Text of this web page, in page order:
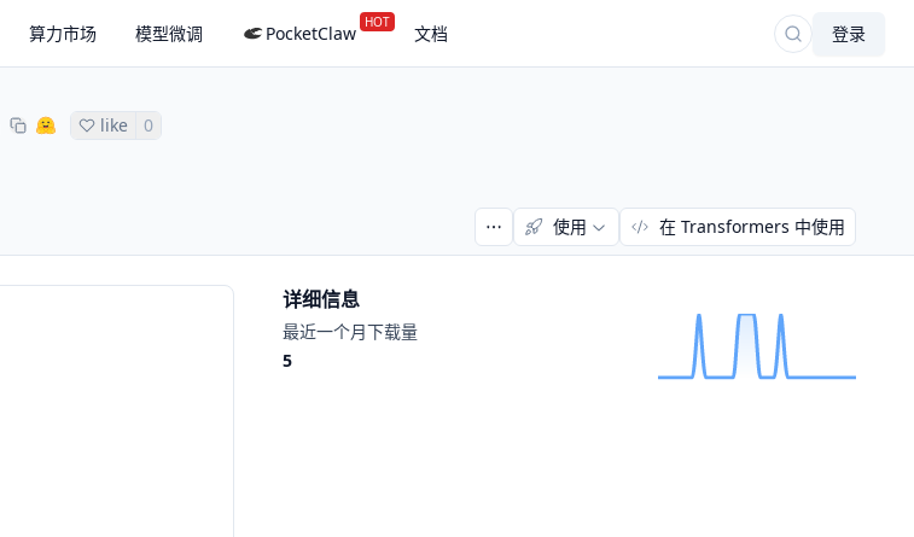
算力市场 模型微调 PocketClaw HOT 文档 登录
like 0
使用 在 Transformers 中使用
详细信息
最近一个月下载量
5